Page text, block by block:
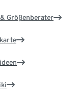
Größenberater